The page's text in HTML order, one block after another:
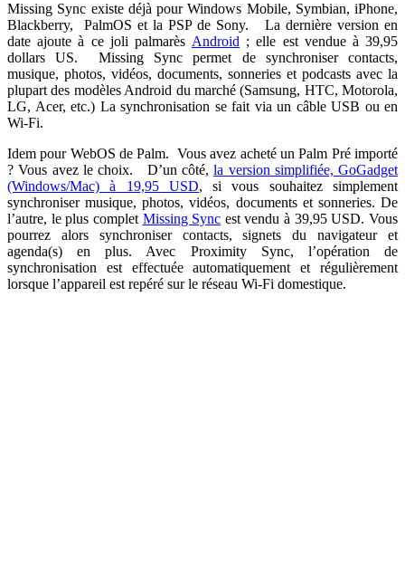
Missing Sync existe déjà pour Windows Mobile, Symbian, iPhone,
Blackberry, PalmOS et la PSP de Sony. La dernière version en
date ajoute à ce joli palmarès Android ; elle est vendue à 39,95
dollars US. Missing Sync permet de synchroniser contacts,
musique, photos, vidéos, documents, sonneries et podcasts avec la
plupart des modèles Android du marché (Samsung, HTC, Motorola,
LG, Acer, etc.) La synchronisation se fait via un câble USB ou en
Wi-Fi.
Idem pour WebOS de Palm. Vous avez acheté un Palm Pré importé
? Vous avez le choix. D’un côté,la version simplifiée, GoGadget
(Windows/Mac) à 19,95 USD, si vous souhaitez simplement
synchroniser musique, photos, vidéos, documents et sonneries. De
l’autre, le plus complet Missing Sync est vendu à 39,95 USD. Vous
pourrez alors synchroniser contacts, signets du navigateur et
agenda(s) en plus. Avec Proximity Sync, l’opération de
synchronisation est effectuée automatiquement et régulièrement
lorsque l’appareil est repéré sur le réseau Wi-Fi domestique.